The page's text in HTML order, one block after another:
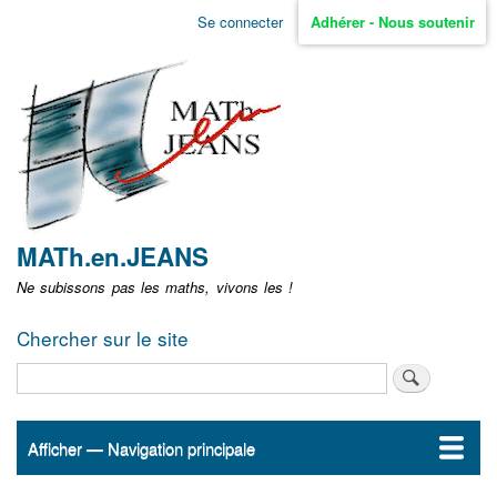
Aller
non
identifié
Se connecter Adhérer - Nous soutenir
MATh.en.JEANS
Ne subissons pas les maths, vivons les !
Chercher sur le site
Navigation
Afficher — Navigation principale